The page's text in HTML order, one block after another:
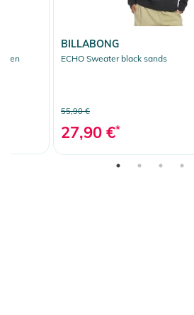
BILLABONG
ECHO Sweater black sands
55,90 €
27,90 €*